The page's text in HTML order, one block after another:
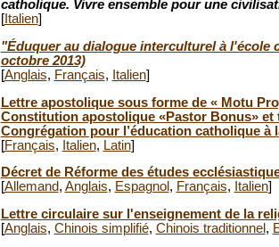
catholique. Vivre ensemble pour une
[Italien]
"Éduquer au dialogue interculturel à l'école
octobre 2013)
[Anglais, Français, Italien]
Lettre apostolique sous forme de « Motu
Constitution apostolique «Pastor Bonus» et
Congrégation pour l’éducation catholique à
[Français, Italien, Latin]
Décret de Réforme des études
[Allemand, Anglais, Espagnol , Français, Italien]
Lettre circulaire sur l'enseignement de la
[Anglais, Chinois simplifié, Chinois traditionnel ,